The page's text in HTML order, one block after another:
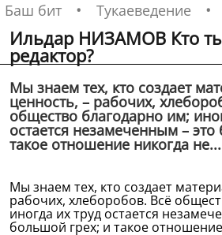
Баш бит Тукаеведение
Ильдар НИЗАМОВ Кто
редактор?
Мы знаем тех, кто создает
ценность, – рабочих,
общество благодарно им;
остается незамеченным –
такое отношение никогда не...
Мы знаем тех, кто создает
рабочих, хлеборобов. Всё
иногда их труд остается
большой грех; и такое